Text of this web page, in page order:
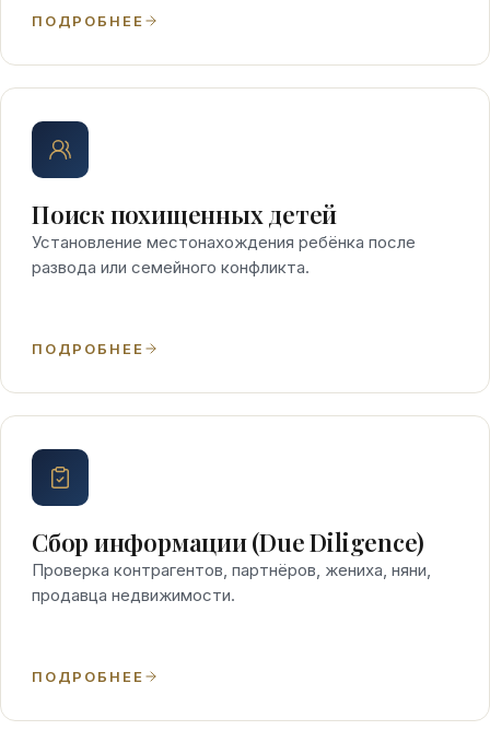
ПОДРОБНЕЕ
Поиск похищенных детей
Установление местонахождения ребёнка после
развода или семейного конфликта.
ПОДРОБНЕЕ
Сбор информации (Due Diligence)
Проверка контрагентов, партнёров, жениха, няни,
продавца недвижимости.
ПОДРОБНЕЕ